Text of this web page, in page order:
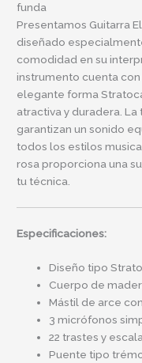
funda
Presentamos Guitarra
diseñado
comodidad en su
instrumento cuenta
elegante forma
atractiva y duradera.
garantizan un sonido
todos los estilos
rosa proporciona una
tu técnica.
Especificaciones:
Diseño tipo
Cuerpo de
Mástil de arce
3 micrófonos
22 trastes y
Puente tipo